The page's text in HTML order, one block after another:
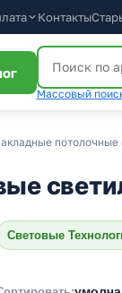
Контакты
Массовый
Световые